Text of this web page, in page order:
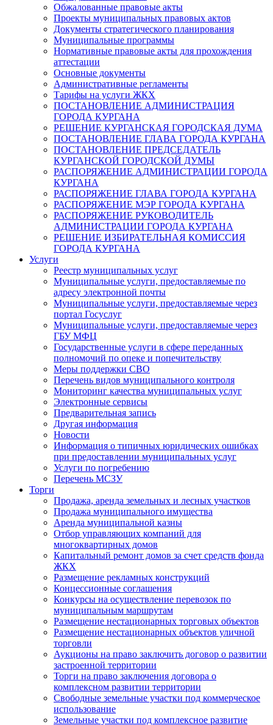
Обжалованные правовые акты
Проекты муниципальных правовых актов
Документы стратегического планирования
Муниципальные программы
Нормативные правовые акты для прохождения
аттестации
Основные документы
Административные регламенты
Тарифы на услуги ЖКХ
ПОСТАНОВЛЕНИЕ АДМИНИСТРАЦИЯ
ГОРОДА КУРГАНА
РЕШЕНИЕ КУРГАНСКАЯ ГОРОДСКАЯ ДУМА
ПОСТАНОВЛЕНИЕ ГЛАВА ГОРОДА КУРГАНА
ПОСТАНОВЛЕНИЕ ПРЕДСЕДАТЕЛЬ
КУРГАНСКОЙ ГОРОДСКОЙ ДУМЫ
РАСПОРЯЖЕНИЕ АДМИНИСТРАЦИИ ГОРОДА
КУРГАНА
РАСПОРЯЖЕНИЕ ГЛАВА ГОРОДА КУРГАНА
РАСПОРЯЖЕНИЕ МЭР ГОРОДА КУРГАНА
РАСПОРЯЖЕНИЕ РУКОВОДИТЕЛЬ
АДМИНИСТРАЦИИ ГОРОДА КУРГАНА
РЕШЕНИЕ ИЗБИРАТЕЛЬНАЯ КОМИССИЯ
ГОРОДА КУРГАНА
Услуги
Реестр муниципальных услуг
Муниципальные услуги, предоставляемые по
адресу электронной почты
Муниципальные услуги, предоставляемые через
портал Госуслуг
Муниципальные услуги, предоставляемые через
ГБУ МФЦ
Государственные услуги в сфере переданных
полномочий по опеке и попечительству
Меры поддержки СВО
Перечень видов муниципального контроля
Мониторинг качества муниципальных услуг
Электронные сервисы
Предварительная запись
Другая информация
Новости
Информация о типичных юридических ошибках
при предоставлении муниципальных услуг
Услуги по погребению
Перечень МСЗУ
Торги
Продажа, аренда земельных и лесных участков
Продажа муниципального имущества
Аренда муниципальной казны
Отбор управляющих компаний для
многоквартирных домов
Капитальный ремонт домов за счет средств фонда
ЖКХ
Размещение рекламных конструкций
Концессионные соглашения
Конкурсы на осуществление перевозок по
муниципальным маршрутам
Размещение нестационарных торговых объектов
Размещение нестационарных объектов уличной
торговли
Аукционы на право заключить договор о развитии
застроенной территории
Торги на право заключения договора о
комплексном развитии территории
Свободные земельные участки под коммерческое
использование
Земельные участки под комплексное развитие